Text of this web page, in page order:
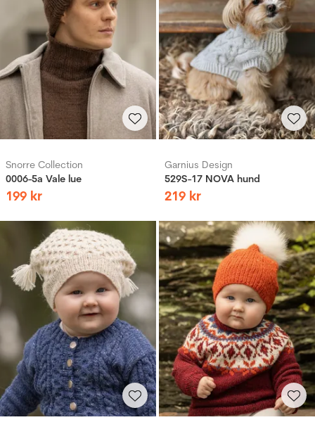
Snorre Collection
0006-5a Vale lue
199 kr
Garnius Design
529S-17 NOVA hund
219 kr